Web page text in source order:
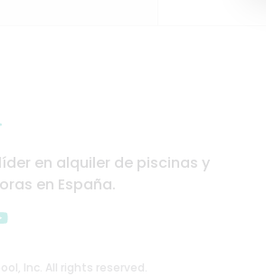
en alquiler de piscinas y
en España.
Inc. All rights reserved.